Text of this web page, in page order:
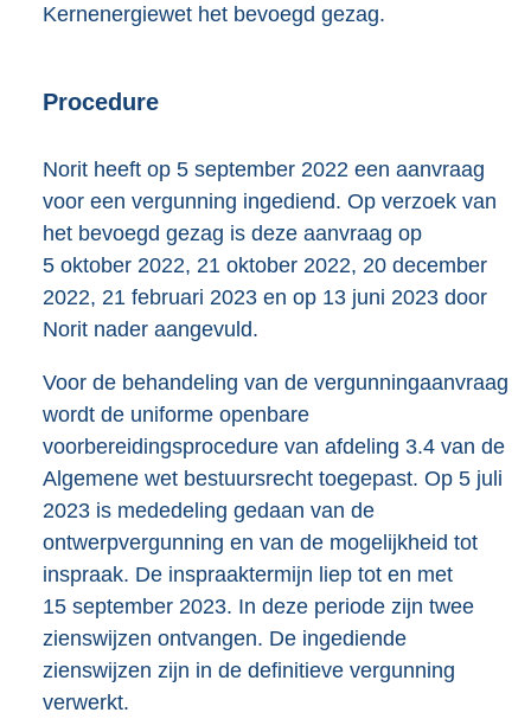
Kernenergiewet het bevoegd gezag.
Procedure
Norit heeft op 5 september 2022 een aanvraag
voor een vergunning ingediend. Op verzoek van
het bevoegd gezag is deze aanvraag op
5 oktober 2022, 21 oktober 2022, 20 december
2022, 21 februari 2023 en op 13 juni 2023 door
Norit nader aangevuld.
Voor de behandeling van de vergunningaanvraag
wordt de uniforme openbare
voorbereidingsprocedure van afdeling 3.4 van de
Algemene wet bestuursrecht toegepast. Op 5 juli
2023 is mededeling gedaan van de
ontwerpvergunning en van de mogelijkheid tot
inspraak. De inspraaktermijn liep tot en met
15 september 2023. In deze periode zijn twee
zienswijzen ontvangen. De ingediende
zienswijzen zijn in de definitieve vergunning
verwerkt.